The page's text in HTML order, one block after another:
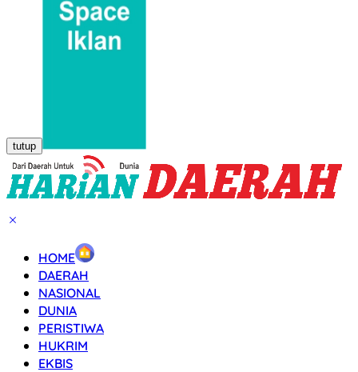
tutup
HOME
DAERAH
NASIONAL
DUNIA
PERISTIWA
HUKRIM
EKBIS